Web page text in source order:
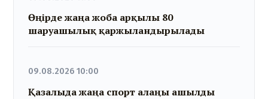
Өңірде жаңа жоба арқылы 80
шаруашылық қаржыландырылады
09.08.2026 10:00
Қазалыда жаңа спорт алаңы ашылды